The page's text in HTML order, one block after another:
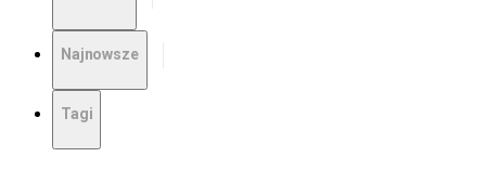
Najnowsze
Tagi